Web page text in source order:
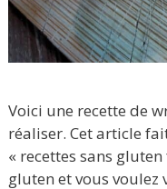
Voici une recette de
réaliser. Cet article
« recettes sans
gluten et vous voulez